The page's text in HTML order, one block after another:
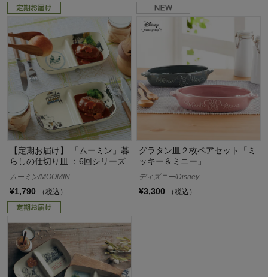
【定期お届け】 「ムーミン」暮
らしの仕切り皿 ：6回シリーズ
ムーミン/MOOMIN
¥1,790 （税込）
グラタン皿２枚ペアセット「ミ
ッキー＆ミニー」
ディズニー/Disney
¥3,300 （税込）